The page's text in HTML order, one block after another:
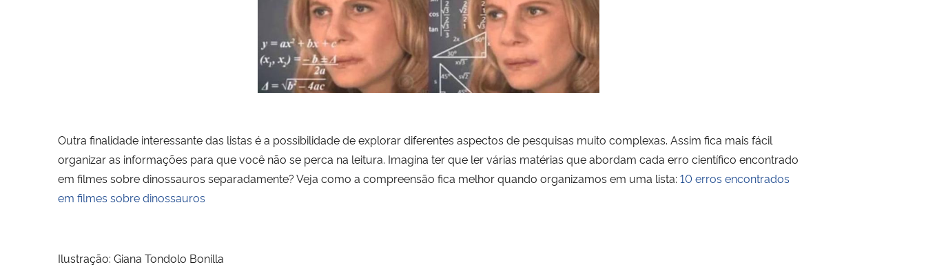
Outra finalidade interessante das listas é a possibilidade de explorar diferentes aspectos de pesquisas muito complexas. Assim fica mais fácil
organizar as informações para que você não se perca na leitura. Imagina ter que ler várias matérias que abordam cada erro científico encontrado
em filmes sobre dinossauros separadamente? Veja como a compreensão fica melhor quando organizamos em uma lista: 10 erros encontrados
em filmes sobre dinossauros
Ilustração: Giana Tondolo Bonilla